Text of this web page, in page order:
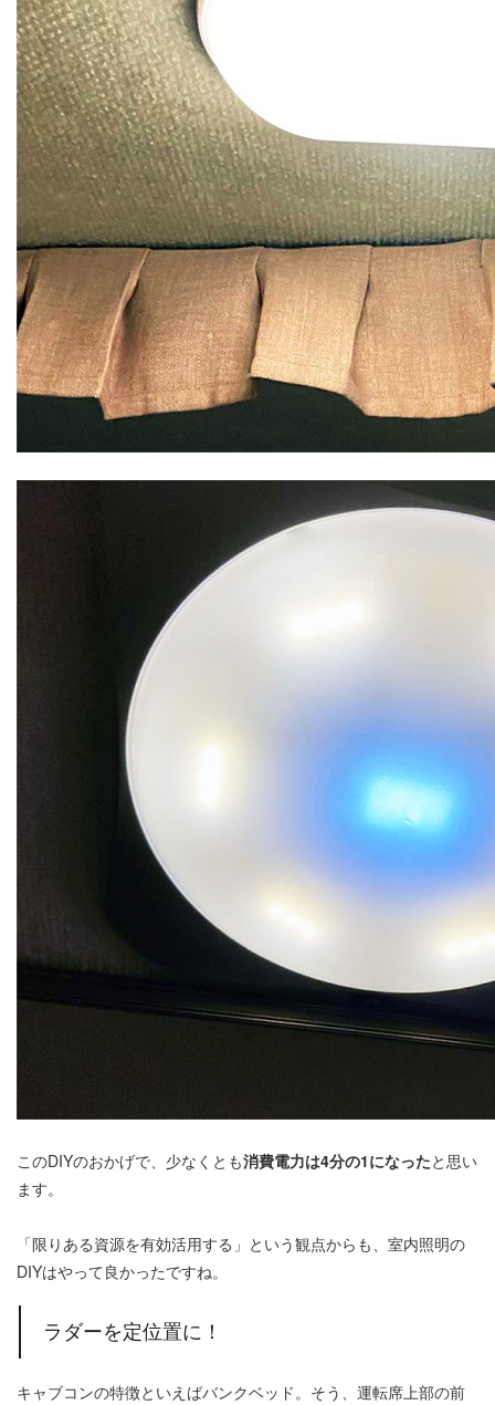
このDIYのおかげで、少なくとも消費電力は4分の1になったと思い
ます。
「限りある資源を有効活用する」という観点からも、室内照明の
DIYはやって良かったですね。
ラダーを定位置に！
キャブコンの特徴といえばバンクベッド。そう、運転席上部の前